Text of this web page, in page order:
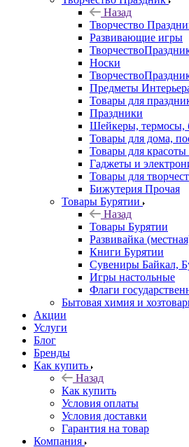
Назад
Творчество
Развивающие игры
Носки
Предметы
Товары для
Праздники
Шейкеры, термосы,
Товары для дома,
Товары для красоты
Гаджеты и
Товары для
Бижутерия Прочая
Товары Бурятии
Назад
Товары Бурятии
Развивайка
Книги Бурятии
Сувениры Байкал,
Игры настольные
Флаги
Бытовая химия и
Акции
Услуги
Блог
Бренды
Как купить
Назад
Как купить
Условия оплаты
Условия доставки
Гарантия на товар
Компания